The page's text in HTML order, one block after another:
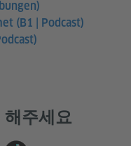
(B1 | Podcast)
주세요